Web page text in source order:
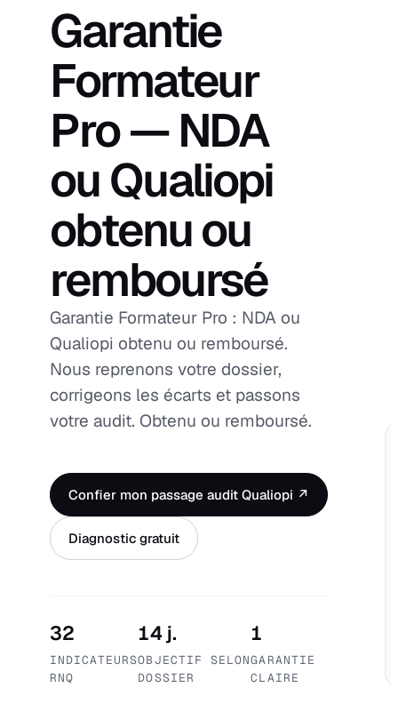
Garantie
Formateur
Pro — NDA
ou Qualiopi
obtenu ou
remboursé
Garantie Formateur Pro : NDA ou
Qualiopi obtenu ou remboursé.
Nous reprenons votre dossier,
corrigeons les écarts et passons
votre audit. Obtenu ou remboursé.
Confier mon passage audit Qualiopi ↗
Diagnostic gratuit
32
INDICATEURS
RNQ
14 j.
OBJECTIF SELON
DOSSIER
1
GARANTIE
CLAIRE